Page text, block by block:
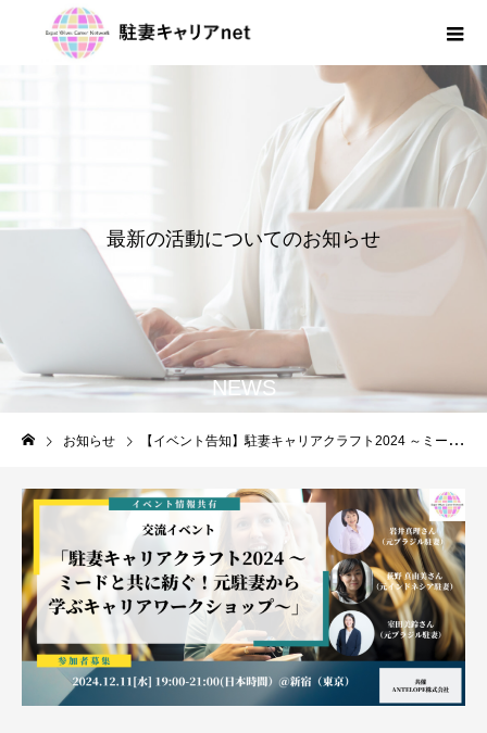
NEWS
最新の活動についてのお知 らせ
お知らせ 【イベント告知】駐妻キャリアクラフト2024 ～ミードと共に紡ぐ！元駐妻から 学ぶキャリアワークショップ～